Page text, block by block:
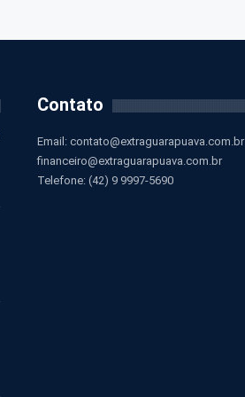
Contato
Email: contato@extraguarapuava.com.br
financeiro@extraguarapuava.com.br
Telefone: (42) 9 9997-5690